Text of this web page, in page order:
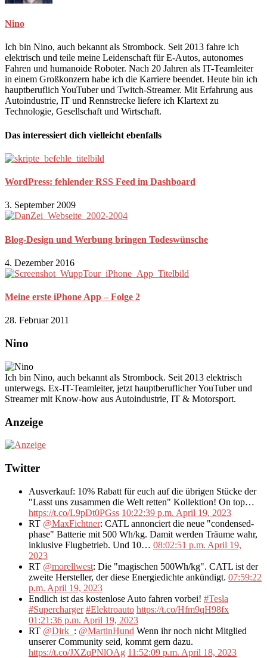
Nino
Ich bin Nino, auch bekannt als Strombock. Seit 2013 fahre ich
elektrisch und teile meine Leidenschaft für E-Autos, autonomes
Fahren und humanoide Roboter. Nach 20 Jahren als IT-Teamleiter
in einem Großkonzern habe ich die Karriere beendet. Heute bin ich
hauptberuflich YouTuber und Twitch-Streamer. Mit Erfahrung aus
Autoindustrie, IT und Rennstrecke liefere ich Klartext zu
Technologie, Gesellschaft und Wirtschaft.
Das interessiert dich vielleicht ebenfalls
WordPress: fehlender RSS Feed im Dashboard
3. September 2009
Blog-Design und Werbung bringen Todeswünsche
4. Dezember 2016
Meine erste iPhone App – Folge 2
28. Februar 2011
Nino
Ich bin Nino, auch bekannt als Strombock. Seit 2013 elektrisch
unterwegs. Ex-IT-Teamleiter, jetzt hauptberuflicher YouTuber und
Streamer mit Know-how aus Autoindustrie, IT & Motorsport.
Anzeige
Twitter
Ausverkauf: 10% Rabatt für euch auf die übrigen Stücke der
"Lasst uns zusammen die Welt retten" Kollektion! On top…
https://t.co/L9pDt0PGss 10:22:39 p.m. April 19, 2023
RT @MaxFichtner: CATL annonciert die neue "condensed-
phase" Batterie mit 500 Wh/kg. Damit werden Träume wahr,
inklusive Flugbetrieb. Und 10… 08:02:51 p.m. April 19,
2023
RT @morellwest: Die "magischen 500Wh/kg". CATL ist der
zweite Hersteller, der diese Energiedichte ankündigt. 07:59:22
p.m. April 19, 2023
Endlich ist das kostenlose Auto fahren vorbei! #Tesla
#Supercharger #Elektroauto https://t.co/Hfm9qH98fx
01:21:36 p.m. April 19, 2023
RT @Dirk_ : @MartinHund Wenn ihr noch nicht Mitglied
unserer Community seid, kommt gern dazu.
https://t.co/JXZqPNlOAg 11:52:09 p.m. April 18, 2023